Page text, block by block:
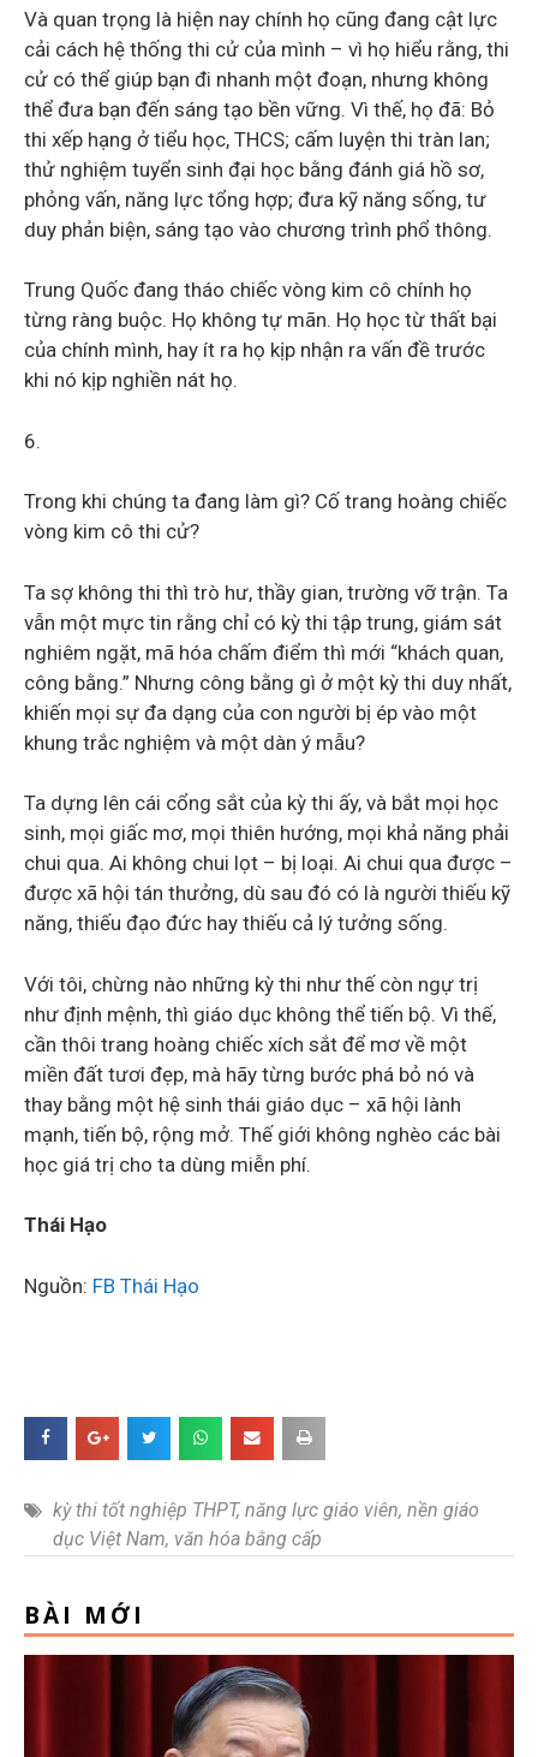
Và quan trọng là hiện nay chính họ cũng đang cật lực
cải cách hệ thống thi cử của mình – vì họ hiểu rằng, thi
cử có thể giúp bạn đi nhanh một đoạn, nhưng không
thể đưa bạn đến sáng tạo bền vững. Vì thế, họ đã: Bỏ
thi xếp hạng ở tiểu học, THCS; cấm luyện thi tràn lan;
thử nghiệm tuyển sinh đại học bằng đánh giá hồ sơ,
phỏng vấn, năng lực tổng hợp; đưa kỹ năng sống, tư
duy phản biện, sáng tạo vào chương trình phổ thông.
Trung Quốc đang tháo chiếc vòng kim cô chính họ
từng ràng buộc. Họ không tự mãn. Họ học từ thất bại
của chính mình, hay ít ra họ kịp nhận ra vấn đề trước
khi nó kịp nghiền nát họ.
6.
Trong khi chúng ta đang làm gì? Cố trang hoàng chiếc
vòng kim cô thi cử?
Ta sợ không thi thì trò hư, thầy gian, trường vỡ trận. Ta
vẫn một mực tin rằng chỉ có kỳ thi tập trung, giám sát
nghiêm ngặt, mã hóa chấm điểm thì mới “khách quan,
công bằng.” Nhưng công bằng gì ở một kỳ thi duy nhất,
khiến mọi sự đa dạng của con người bị ép vào một
khung trắc nghiệm và một dàn ý mẫu?
Ta dựng lên cái cổng sắt của kỳ thi ấy, và bắt mọi học
sinh, mọi giấc mơ, mọi thiên hướng, mọi khả năng phải
chui qua. Ai không chui lọt – bị loại. Ai chui qua được –
được xã hội tán thưởng, dù sau đó có là người thiếu kỹ
năng, thiếu đạo đức hay thiếu cả lý tưởng sống.
Với tôi, chừng nào những kỳ thi như thế còn ngự trị
như định mệnh, thì giáo dục không thể tiến bộ. Vì thế,
cần thôi trang hoàng chiếc xích sắt để mơ về một
miền đất tươi đẹp, mà hãy từng bước phá bỏ nó và
thay bằng một hệ sinh thái giáo dục – xã hội lành
mạnh, tiến bộ, rộng mở. Thế giới không nghèo các bài
học giá trị cho ta dùng miễn phí.
Thái Hạo
Nguồn: FB Thái Hạo
kỳ thi tốt nghiệp THPT, năng lực giáo viên, nền giáo
dục Việt Nam, văn hóa bằng cấp
BÀI MỚI